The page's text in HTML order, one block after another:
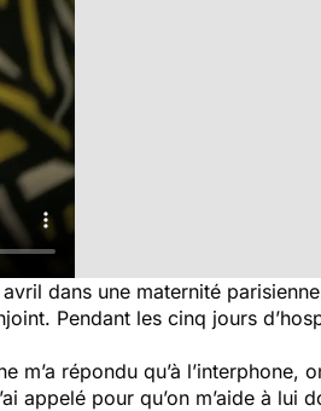
dans une maternité
Pendant les cinq jours
répondu qu’à l’interphone,
appelé pour qu’on m’aide à lui